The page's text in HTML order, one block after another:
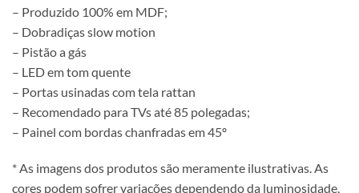
– Produzido 100% em MDF;
– Dobradiças slow motion
– Pistão a gás
– LED em tom quente
– Portas usinadas com tela rattan
– Recomendado para TVs até 85 polegadas;
– Painel com bordas chanfradas em 45º
* As imagens dos produtos são meramente ilustrativas. As
cores podem sofrer variações dependendo da luminosidade,